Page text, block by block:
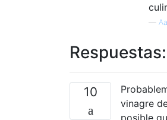
—
Respuestas:
10
vinagre
posible